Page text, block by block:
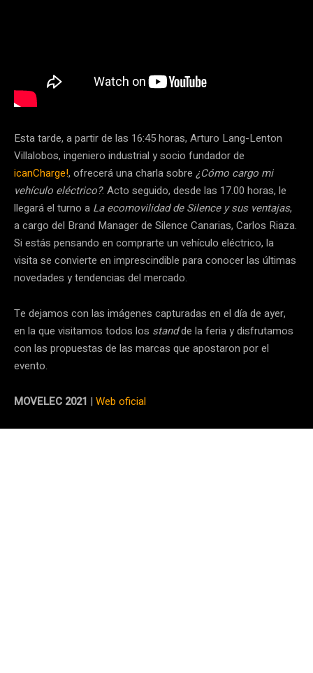
Esta tarde, a partir de las 16:45 horas, Arturo Lang-Lenton
Villalobos, ingeniero industrial y socio fundador de
icanCharge!, ofrecerá una charla sobre ¿Cómo cargo mi
vehículo eléctrico?. Acto seguido, desde las 17.00 horas, le
llegará el turno a La ecomovilidad de Silence y sus ventajas,
a cargo del Brand Manager de Silence Canarias, Carlos Riaza.
Si estás pensando en comprarte un vehículo eléctrico, la
visita se convierte en imprescindible para conocer las últimas
novedades y tendencias del mercado.
Te dejamos con las imágenes capturadas en el día de ayer,
en la que visitamos todos los standde la feria y disfrutamos
con las propuestas de las marcas que apostaron por el
evento.
MOVELEC 2021 | Web oficial